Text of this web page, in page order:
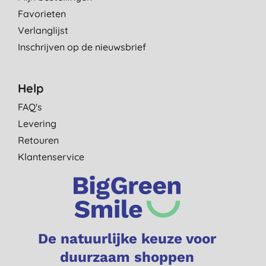
Favorieten
Verlanglijst
Inschrijven op de nieuwsbrief
Help
FAQ's
Levering
Retouren
Klantenservice
De natuurlijke keuze voor
duurzaam shoppen